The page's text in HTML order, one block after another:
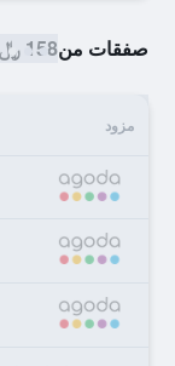
صفقات من158 ﷼
مزود